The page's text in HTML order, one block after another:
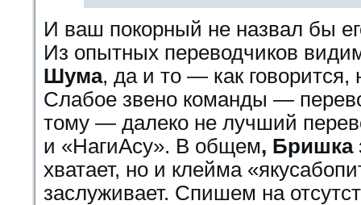
И ваш покорный не назвал бы
Из опытных переводчиков
Шума, да и то — как говорится,
Слабое звено команды —
тому — далеко не лучший
и «НагиАсу». В общем, Бришка
хватает, но и клейма
заслуживает. Спишем на